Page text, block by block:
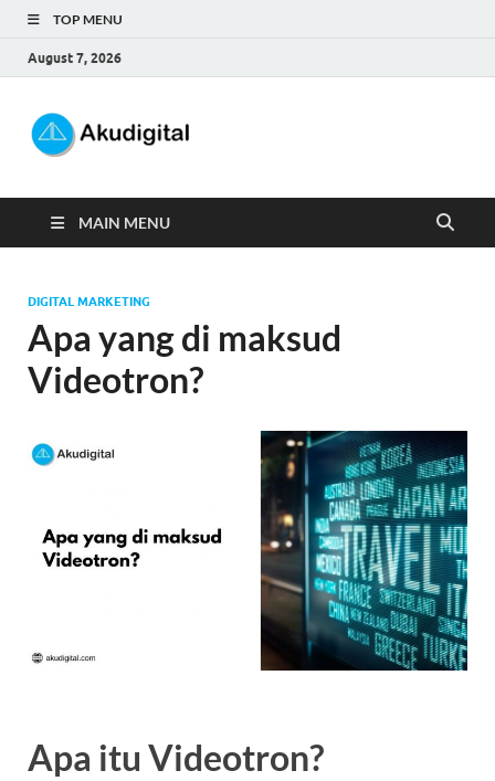
TOP MENU
August 7, 2026
MAIN MENU
DIGITAL MARKETING
Apa yang di maksud
Videotron?
Apa itu Videotron?